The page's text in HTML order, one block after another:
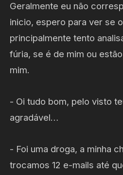
Geralmente eu não
inicio, espero para ver se
principalmente tento
fúria, se é de mim ou
mim.
- Oi tudo bom, pelo visto
agradável…
- Foi uma droga, a minha
trocamos 12 e-mails até